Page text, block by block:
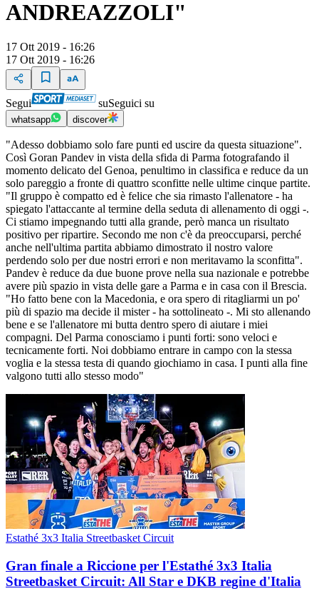
ANDREAZZOLI"
17 Ott 2019 - 16:26
17 Ott 2019 - 16:26
Segui suSeguici su
whatsapp discover
"Adesso dobbiamo solo fare punti ed uscire da questa situazione".
Così Goran Pandev in vista della sfida di Parma fotografando il
momento delicato del Genoa, penultimo in classifica e reduce da un
solo pareggio a fronte di quattro sconfitte nelle ultime cinque partite.
"Il gruppo è compatto ed è felice che sia rimasto l'allenatore - ha
spiegato l'attaccante al termine della seduta di allenamento di oggi -.
Ci stiamo impegnando tutti alla grande, però manca un risultato
positivo per ripartire. Secondo me non c'è da preoccuparsi, perché
anche nell'ultima partita abbiamo dimostrato il nostro valore
perdendo solo per due nostri errori e non meritavamo la sconfitta".
Pandev è reduce da due buone prove nella sua nazionale e potrebbe
avere più spazio in vista delle gare a Parma e in casa con il Brescia.
"Ho fatto bene con la Macedonia, e ora spero di ritagliarmi un po'
più di spazio ma decide il mister - ha sottolineato -. Mi sto allenando
bene e se l'allenatore mi butta dentro spero di aiutare i miei
compagni. Del Parma conosciamo i punti forti: sono veloci e
tecnicamente forti. Noi dobbiamo entrare in campo con la stessa
voglia e la stessa testa di quando giochiamo in casa. I punti alla fine
valgono tutti allo stesso modo"
Estathé 3x3 Italia Streetbasket Circuit
Gran finale a Riccione per l'Estathé 3x3 Italia
Streetbasket Circuit: All Star e DKB regine d'Italia